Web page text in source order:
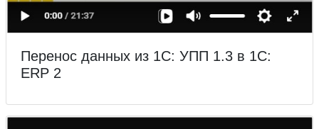
Перенос данных из 1С: УПП 1.3 в 1С:
ERP 2